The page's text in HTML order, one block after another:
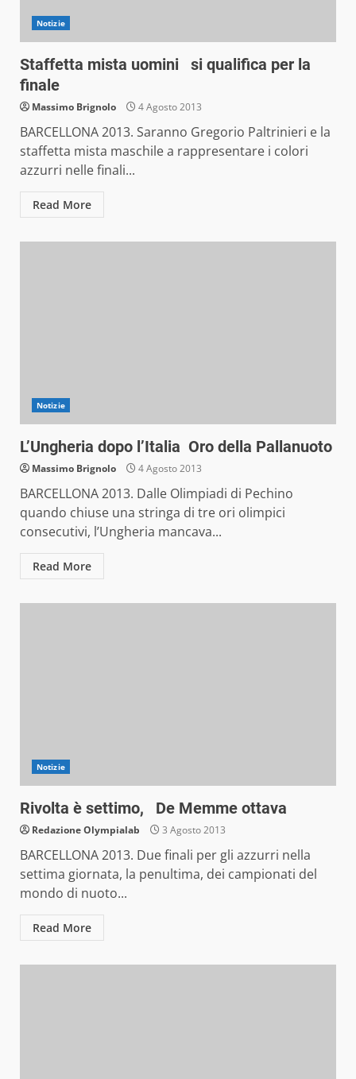
Notizie
Staffetta mista uomini si qualifica per la
finale
Massimo Brignolo 4 Agosto 2013
BARCELLONA 2013. Saranno Gregorio Paltrinieri e la
staffetta mista maschile a rappresentare i colori
azzurri nelle finali...
Read More
Notizie
L’Ungheria dopo l’Italia Oro della Pallanuoto
Massimo Brignolo 4 Agosto 2013
BARCELLONA 2013. Dalle Olimpiadi di Pechino
quando chiuse una stringa di tre ori olimpici
consecutivi, l’Ungheria mancava...
Read More
Notizie
Rivolta è settimo, De Memme ottava
Redazione Olympialab 3 Agosto 2013
BARCELLONA 2013. Due finali per gli azzurri nella
settima giornata, la penultima, dei campionati del
mondo di nuoto...
Read More